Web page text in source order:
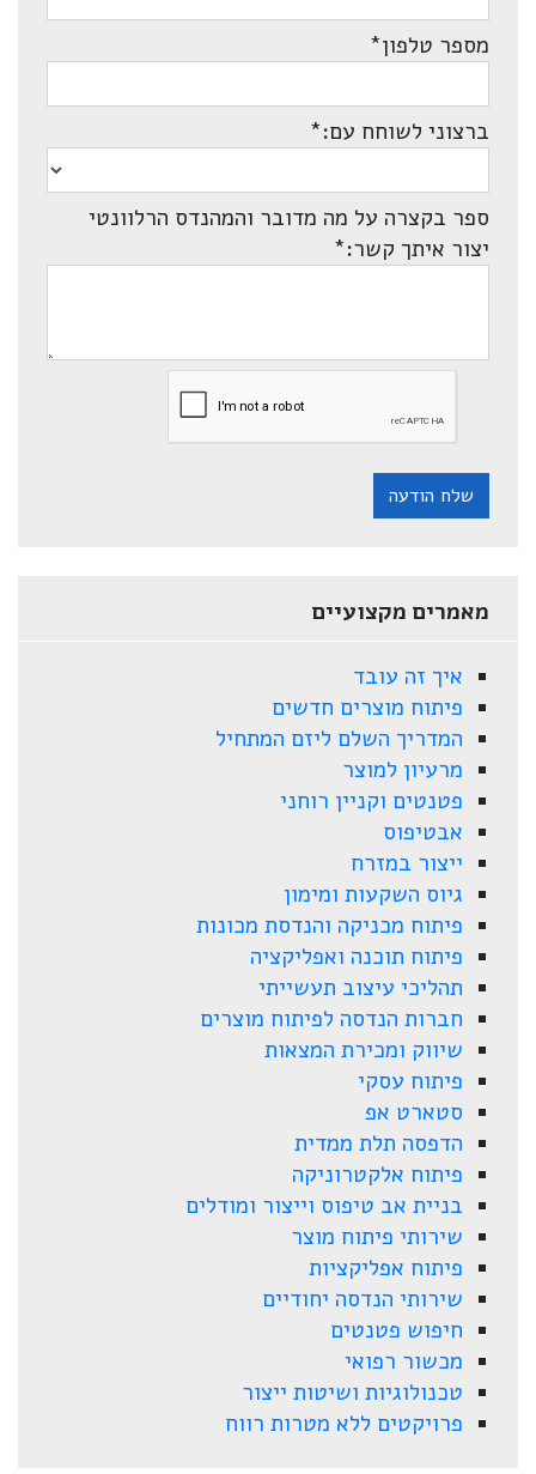
מספר טלפון*
ברצוני לשוחח עם:*
ספר בקצרה על מה מדובר והמהנדס הרלוונטי
יצור איתך קשר:*
שלח הודעה
מאמרים מקצועיים
איך זה עובד
פיתוח מוצרים חדשים
המדריך השלם ליזם המתחיל
מרעיון למוצר
פטנטים וקניין רוחני
אבטיפוס
ייצור במזרח
גיוס השקעות ומימון
פיתוח מכניקה והנדסת מכונות
פיתוח תוכנה ואפליקציה
תהליכי עיצוב תעשייתי
חברות הנדסה לפיתוח מוצרים
שיווק ומכירת המצאות
פיתוח עסקי
סטארט אפ
הדפסה תלת ממדית
פיתוח אלקטרוניקה
בניית אב טיפוס וייצור ומודלים
שירותי פיתוח מוצר
פיתוח אפליקציות
שירותי הנדסה יחודיים
חיפוש פטנטים
מכשור רפואי
טכנולוגיות ושיטות ייצור
פרויקטים ללא מטרות רווח